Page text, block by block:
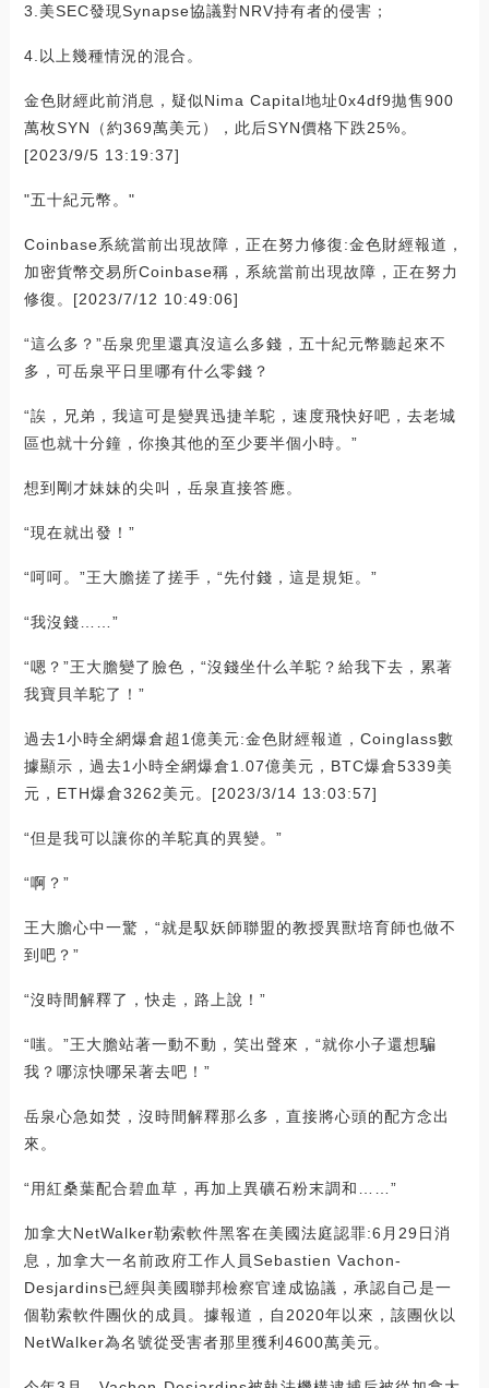
3.美SEC發現Synapse協議對NRV持有者的侵害；
4.以上幾種情況的混合。
金色財經此前消息，疑似Nima Capital地址0x4df9拋售900
萬枚SYN（約369萬美元），此后SYN價格下跌25%。
[2023/9/5 13:19:37]
"五十紀元幣。"
Coinbase系統當前出現故障，正在努力修復:金色財經報道，
加密貨幣交易所Coinbase稱，系統當前出現故障，正在努力
修復。[2023/7/12 10:49:06]
“這么多？”岳泉兜里還真沒這么多錢，五十紀元幣聽起來不
多，可岳泉平日里哪有什么零錢？
“誒，兄弟，我這可是變異迅捷羊駝，速度飛快好吧，去老城
區也就十分鐘，你換其他的至少要半個小時。”
想到剛才妹妹的尖叫，岳泉直接答應。
“現在就出發！”
“呵呵。”王大膽搓了搓手，“先付錢，這是規矩。”
“我沒錢……”
“嗯？”王大膽變了臉色，“沒錢坐什么羊駝？給我下去，累著
我寶貝羊駝了！”
過去1小時全網爆倉超1億美元:金色財經報道，Coinglass數
據顯示，過去1小時全網爆倉1.07億美元，BTC爆倉5339美
元，ETH爆倉3262美元。[2023/3/14 13:03:57]
“但是我可以讓你的羊駝真的異變。”
“啊？”
王大膽心中一驚，“就是馭妖師聯盟的教授異獸培育師也做不
到吧？”
“沒時間解釋了，快走，路上說！”
“嗤。”王大膽站著一動不動，笑出聲來，“就你小子還想騙
我？哪涼快哪呆著去吧！”
岳泉心急如焚，沒時間解釋那么多，直接將心頭的配方念出
來。
“用紅桑葉配合碧血草，再加上異礦石粉末調和……”
加拿大NetWalker勒索軟件黑客在美國法庭認罪:6月29日消
息，加拿大一名前政府工作人員Sebastien Vachon-
Desjardins已經與美國聯邦檢察官達成協議，承認自己是一
個勒索軟件團伙的成員。據報道，自2020年以來，該團伙以
NetWalker為名號從受害者那里獲利4600萬美元。